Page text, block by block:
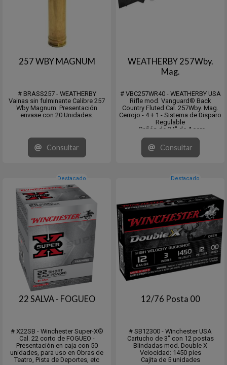
257 WBY MAGNUM
# BRASS257 - WEATHERBY
Vainas sin fulminante Calibre 257
Wby Magnum. Presentación
envase con 20 Unidades.
Consultar
WEATHERBY 257Wby.
Mag.
# VBC257WR40 - WEATHERBY USA
Rifle mod. Vanguard® Back
Country Fluted Cal. 257Wby. Mag.
Cerrojo - 4 + 1 - Sistema de Disparo
Regulable
- Cañón de 24" de Acero
Inoxidable Cromo Molibdeno
- Culata en Fibra de Carbono
Hunter c/ "Spiderweb Accents"
Peso: 6 ¾ Lbs. - 3.06 Kg. Grado de
Consultar
Destacado
22 SALVA - FOGUEO
# X22SB - Winchester Super-X®
Cal. 22 corto de FOGUEO -
Presentación en caja con 50
unidades, para uso en Obras de
Teatro, Pista de Deportes, etc
Destacado
12/76 Posta 00
# SB12300 - Winchester USA
Cartucho de 3" con 12 postas
Blindadas mod. Double X
Velocidad: 1450 pies
Cajita de 5 unidades